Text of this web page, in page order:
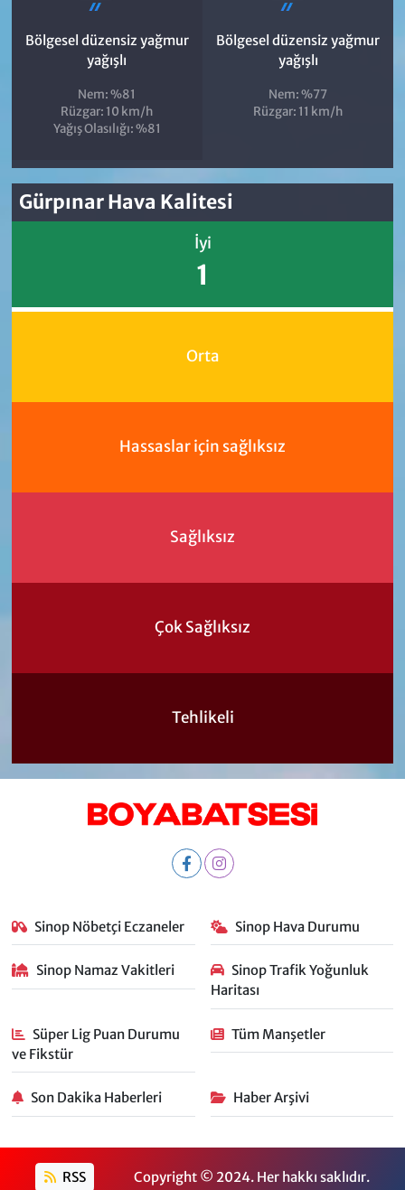
Bölgesel düzensiz yağmur
yağışlı
Nem: %81
Rüzgar: 10 km/h
Yağış Olasılığı: %81
Bölgesel düzensiz yağmur
yağışlı
Nem: %77
Rüzgar: 11 km/h
Gürpınar Hava Kalitesi
İyi
1
Orta
Hassaslar için sağlıksız
Sağlıksız
Çok Sağlıksız
Tehlikeli
Sinop Nöbetçi Eczaneler Sinop Hava Durumu
Sinop Namaz Vakitleri
Sinop Trafik Yoğunluk
Haritası
Süper Lig Puan Durumu
ve Fikstür
Tüm Manşetler
Son Dakika Haberleri Haber Arşivi
RSS Copyright © 2024. Her hakkı saklıdır.